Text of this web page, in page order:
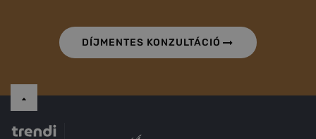
DÍJMENTES KONZULTÁCIÓ